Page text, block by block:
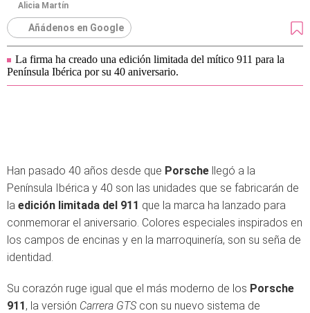
Alicia Martín
Añádenos en Google
La firma ha creado una edición limitada del mítico 911 para la
Península Ibérica por su 40 aniversario.
Han pasado 40 años desde que Porsche llegó a la
Península Ibérica y 40 son las unidades que se fabricarán de
la edición limitada del 911 que la marca ha lanzado para
conmemorar el aniversario. Colores especiales inspirados en
los campos de encinas y en la marroquinería, son su seña de
identidad.
Su corazón ruge igual que el más moderno de los Porsche
911, la versión Carrera GTS con su nuevo sistema de